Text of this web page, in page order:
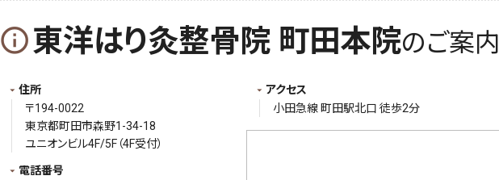
info_outline東洋はり灸整骨院 町田本院のご案内
住所
〒194-0022
東京都町田市森野1-34-18
ユニオンビル4F/5F（4F受付）
電話番号
アクセス
小田急線 町田駅北口 徒歩2分